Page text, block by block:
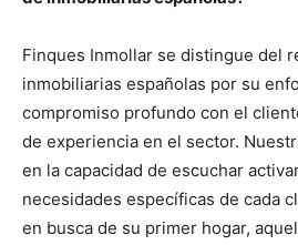
Finques Inmollar se distingue del
inmobiliarias españolas por su
compromiso profundo con el
de experiencia en el sector.
en la capacidad de escuchar
necesidades específicas de cada
en busca de su primer hogar,